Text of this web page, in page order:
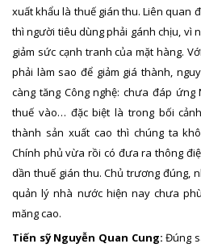
xuất khẩu là thuế gián thu. Liên quan
thì người tiêu dùng phải gánh chịu, vì
giảm sức cạnh tranh của mặt hàng.
phải làm sao để giảm giá thành,
càng tăng Công nghệ: chưa đáp ứng
thuế vào… đặc biệt là trong bối
thành sản xuất cao thì chúng ta
Chính phủ vừa rồi có đưa ra thông
dần thuế gián thu. Chủ trương đúng,
quản lý nhà nước hiện nay chưa
măng cao.
Tiến sỹ Nguyễn Quan Cung: Đúng